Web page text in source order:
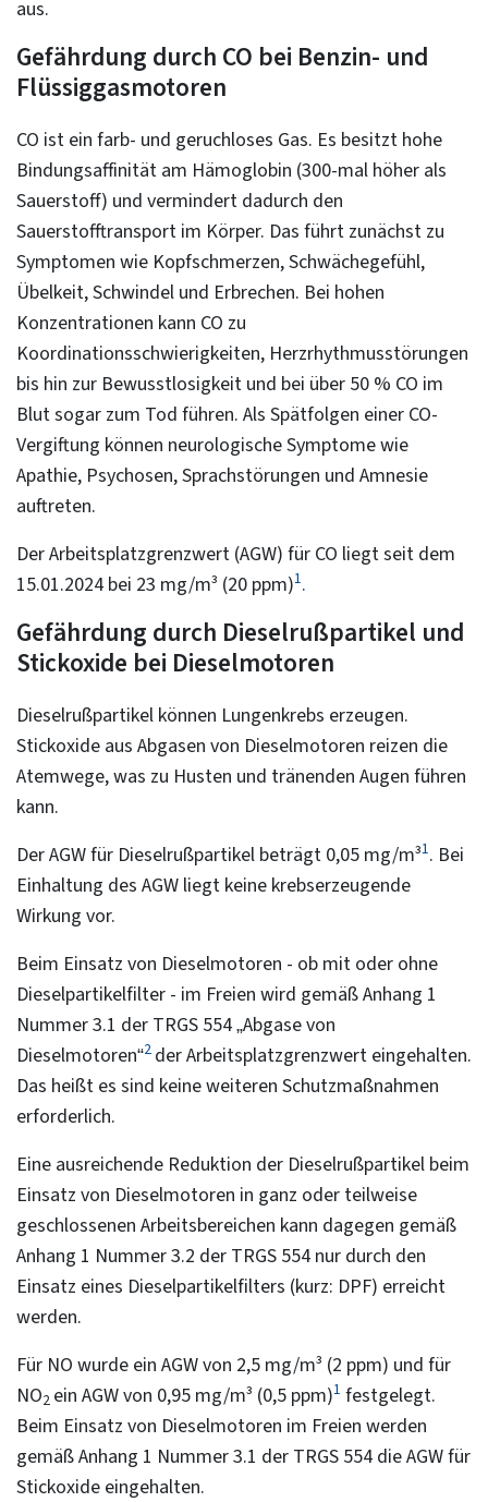
aus.
Gefährdung durch CO bei Benzin- und
Flüssiggasmotoren
CO ist ein farb- und geruchloses Gas. Es besitzt hohe
Bindungsaffinität am Hämoglobin (300-mal höher als
Sauerstoff) und vermindert dadurch den
Sauerstofftransport im Körper. Das führt zunächst zu
Symptomen wie Kopfschmerzen, Schwächegefühl,
Übelkeit, Schwindel und Erbrechen. Bei hohen
Konzentrationen kann CO zu
Koordinationsschwierigkeiten, Herzrhythmusstörungen
bis hin zur Bewusstlosigkeit und bei über 50 % CO im
Blut sogar zum Tod führen. Als Spätfolgen einer CO-
Vergiftung können neurologische Symptome wie
Apathie, Psychosen, Sprachstörungen und Amnesie
auftreten.
Der Arbeitsplatzgrenzwert (AGW) für CO liegt seit dem
15.01.2024 bei 23 mg/m³ (20 ppm)1.
Gefährdung durch Dieselrußpartikel und
Stickoxide bei Dieselmotoren
Dieselrußpartikel können Lungenkrebs erzeugen.
Stickoxide aus Abgasen von Dieselmotoren reizen die
Atemwege, was zu Husten und tränenden Augen führen
kann.
Der AGW für Dieselrußpartikel beträgt 0,05 mg/m³1. Bei
Einhaltung des AGW liegt keine krebserzeugende
Wirkung vor.
Beim Einsatz von Dieselmotoren - ob mit oder ohne
Dieselpartikelfilter - im Freien wird gemäß Anhang 1
Nummer 3.1 der TRGS 554 „Abgase von
Dieselmotoren“2 der Arbeitsplatzgrenzwert eingehalten.
Das heißt es sind keine weiteren Schutzmaßnahmen
erforderlich.
Eine ausreichende Reduktion der Dieselrußpartikel beim
Einsatz von Dieselmotoren in ganz oder teilweise
geschlossenen Arbeitsbereichen kann dagegen gemäß
Anhang 1 Nummer 3.2 der TRGS 554 nur durch den
Einsatz eines Dieselpartikelfilters (kurz: DPF) erreicht
werden.
Für NO wurde ein AGW von 2,5 mg/m³ (2 ppm) und für
NO2 ein AGW von 0,95 mg/m³ (0,5 ppm)1 festgelegt.
Beim Einsatz von Dieselmotoren im Freien werden
gemäß Anhang 1 Nummer 3.1 der TRGS 554 die AGW für
Stickoxide eingehalten.